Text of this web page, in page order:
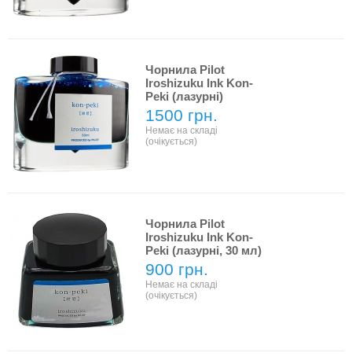
Чорнила Pilot
Iroshizuku Ink Kon-
Peki (лазурні)
1500 грн.
Немає на складі
(очікується)
Чорнила Pilot
Iroshizuku Ink Kon-
Peki (лазурні, 30 мл)
900 грн.
Немає на складі
(очікується)